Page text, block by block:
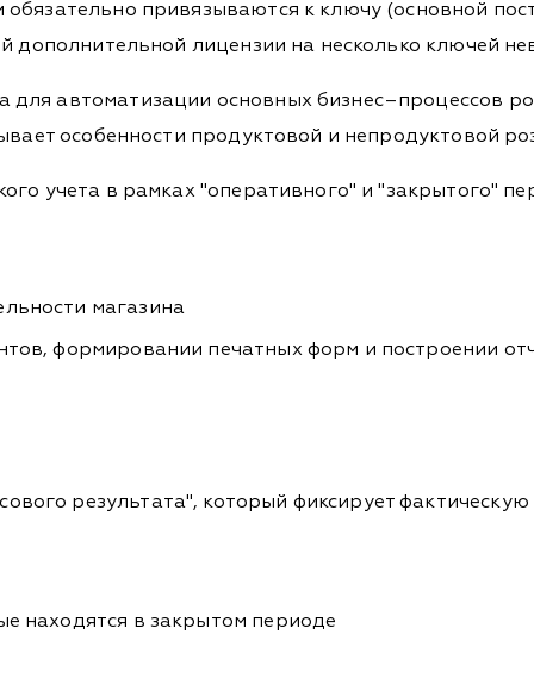
привязываются к ключу (основной
дополнительной лицензии на несколько ключей
автоматизации основных бизнес–процессов
особенности продуктовой и непродуктовой
учета в рамках "оперативного" и "закрытого"
магазина
формировании печатных форм и построении
результата", который фиксирует
находятся в закрытом периоде